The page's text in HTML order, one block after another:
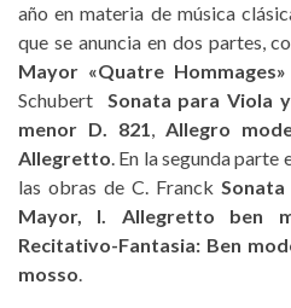
año en materia de música
que se anuncia en dos partes,
Mayor «Quatre Hommages»
Schubert Sonata para Viola
menor D. 821,Allegro
Allegretto. En la segunda
las obras de C. Franck
Mayor, I. Allegretto ben
Recitativo-Fantasia: Ben
mosso.